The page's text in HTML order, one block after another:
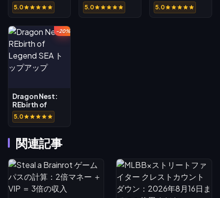
5.0 5.0 5.0
-20%
Dragon Nest:
REbirth of
Legend SEA ト
ップアップ
5.0
関連記事